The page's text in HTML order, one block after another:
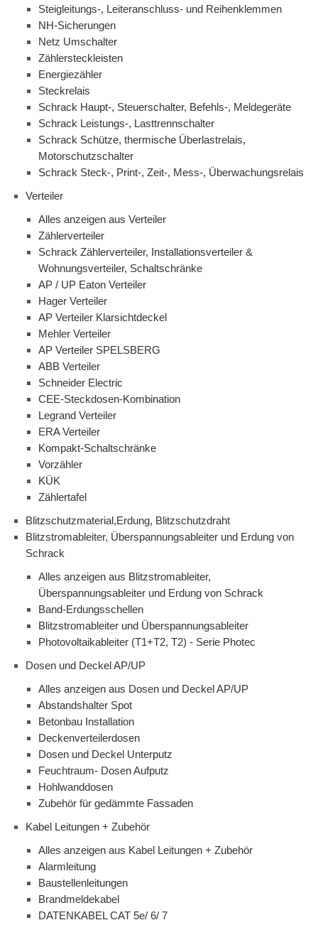
Steigleitungs-, Leiteranschluss- und Reihenklemmen
NH-Sicherungen
Netz Umschalter
Zählersteckleisten
Energiezähler
Steckrelais
Schrack Haupt-, Steuerschalter, Befehls-, Meldegeräte
Schrack Leistungs-, Lasttrennschalter
Schrack Schütze, thermische Überlastrelais,
Motorschutzschalter
Schrack Steck-, Print-, Zeit-, Mess-, Überwachungsrelais
Verteiler
Alles anzeigen aus Verteiler
Zählerverteiler
Schrack Zählerverteiler, Installationsverteiler &
Wohnungsverteiler, Schaltschränke
AP / UP Eaton Verteiler
Hager Verteiler
AP Verteiler Klarsichtdeckel
Mehler Verteiler
AP Verteiler SPELSBERG
ABB Verteiler
Schneider Electric
CEE-Steckdosen-Kombination
Legrand Verteiler
ERA Verteiler
Kompakt-Schaltschränke
Vorzähler
KÜK
Zählertafel
Blitzschutzmaterial,Erdung, Blitzschutzdraht
Blitzstromableiter, Überspannungsableiter und Erdung von
Schrack
Alles anzeigen aus Blitzstromableiter,
Überspannungsableiter und Erdung von Schrack
Band-Erdungsschellen
Blitzstromableiter und Überspannungsableiter
Photovoltaikableiter (T1+T2, T2) - Serie Photec
Dosen und Deckel AP/UP
Alles anzeigen aus Dosen und Deckel AP/UP
Abstandshalter Spot
Betonbau Installation
Deckenverteilerdosen
Dosen und Deckel Unterputz
Feuchtraum- Dosen Aufputz
Hohlwanddosen
Zubehör für gedämmte Fassaden
Kabel Leitungen + Zubehör
Alles anzeigen aus Kabel Leitungen + Zubehör
Alarmleitung
Baustellenleitungen
Brandmeldekabel
DATENKABEL CAT 5e/ 6/ 7